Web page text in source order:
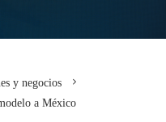
y negocios
a México